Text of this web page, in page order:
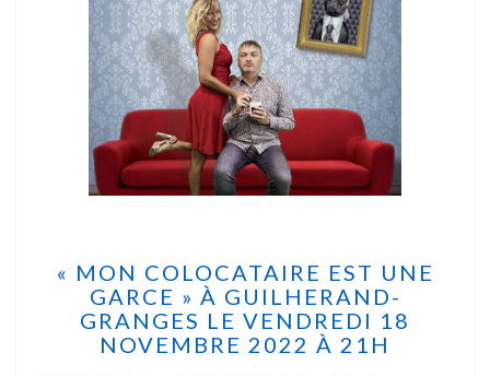
« MON COLOCATAIRE EST UNE
GARCE » À GUILHERAND-
GRANGES LE VENDREDI 18
NOVEMBRE 2022 À 21H